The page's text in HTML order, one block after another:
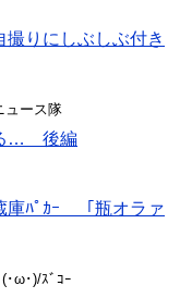
りにしぶしぶ付き
ュース隊
る… 後編
庫ﾊﾟｶｰ 「瓶オラァ
･ω･)/ｽﾞｺｰ